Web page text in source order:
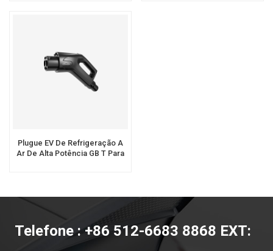
Plugue EV De Refrigeração A
Ar De Alta Potência GB T Para
Telefone : +86 512-6683 8868 EXT: